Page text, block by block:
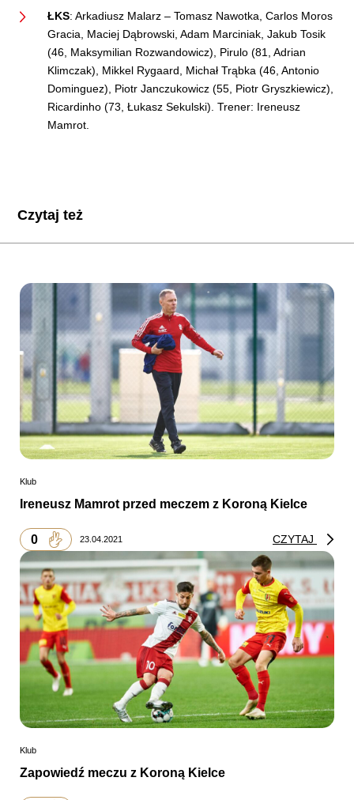
ŁKS: Arkadiusz Malarz – Tomasz Nawotka, Carlos Moros
Gracia, Maciej Dąbrowski, Adam Marciniak, Jakub Tosik
(46, Maksymilian Rozwandowicz), Pirulo (81, Adrian
Klimczak), Mikkel Rygaard, Michał Trąbka (46, Antonio
Dominguez), Piotr Janczukowicz (55, Piotr Gryszkiewicz),
Ricardinho (73, Łukasz Sekulski). Trener: Ireneusz
Mamrot.
Czytaj też
Klub
Ireneusz Mamrot przed meczem z Koroną Kielce
0 23.04.2021 CZYTAJ
Klub
Zapowiedź meczu z Koroną Kielce